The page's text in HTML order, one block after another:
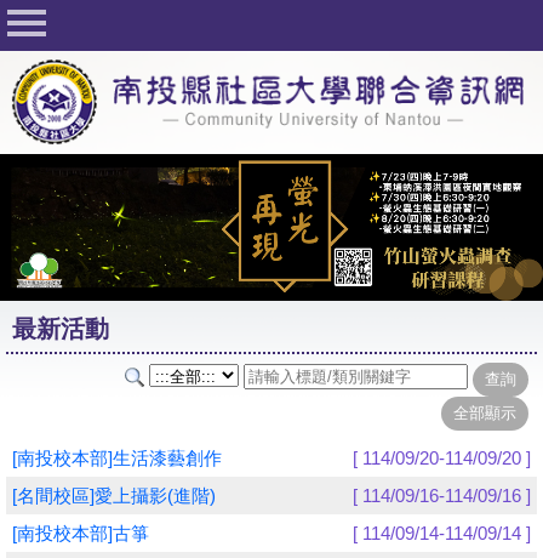
回首頁
關於社大
公佈欄
行事曆
最新活動
活動花絮
課程一覽表
志工與社團
友站連結
網路選課
最新活動
[南投校本部]生活漆藝創作
[ 114/09/20-114/09/20 ]
[名間校區]愛上攝影(進階)
[ 114/09/16-114/09/16 ]
[南投校本部]古箏
[ 114/09/14-114/09/14 ]